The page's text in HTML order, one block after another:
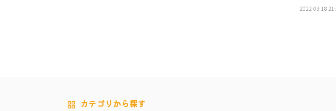
2022-03-18
カテゴリから探す